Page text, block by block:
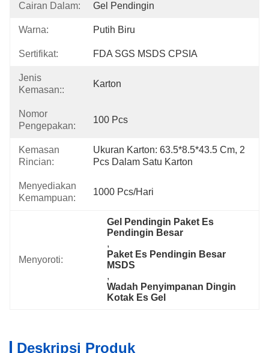
Cairan Dalam: Gel Pendingin
Warna: Putih Biru
Sertifikat: FDA SGS MSDS CPSIA
Jenis
Kemasan::
Karton
Nomor
Pengepakan:
100 Pcs
Kemasan
Rincian:
Ukuran Karton: 63.5*8.5*43.5 Cm, 2
Pcs Dalam Satu Karton
Menyediakan
Kemampuan:
1000 Pcs/hari
Menyoroti:
Gel Pendingin Paket Es
Pendingin Besar
,
Paket Es Pendingin Besar
MSDS
,
Wadah Penyimpanan Dingin
Kotak Es Gel
Deskripsi Produk